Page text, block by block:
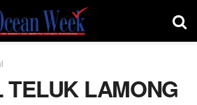
TELUK LAMONG